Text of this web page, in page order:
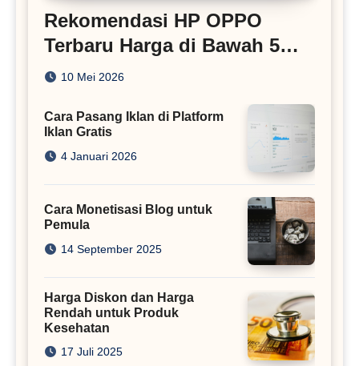
Rekomendasi HP OPPO
Terbaru Harga di Bawah 5
Juta
10 Mei 2026
Cara Pasang Iklan di Platform
Iklan Gratis
4 Januari 2026
Cara Monetisasi Blog untuk
Pemula
14 September 2025
Harga Diskon dan Harga
Rendah untuk Produk
Kesehatan
17 Juli 2025